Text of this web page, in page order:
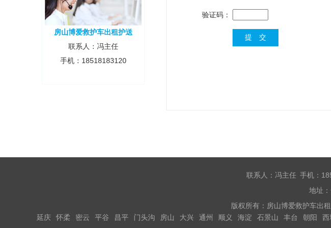
房山博爱救护车出租护送
联系人：冯主任
手机：18518183120
验证码：
联系人：冯主任 手机：
地址
版权所有：房山博爱救护车出
延庆
怀柔 密云 平谷 昌平 门头沟 房山 大兴 通州 顺义 海淀 石景山 丰台 朝阳 西